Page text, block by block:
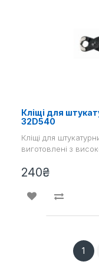
Кліщі для
32D540
Кліщі для
виготовлені з
240₴
1